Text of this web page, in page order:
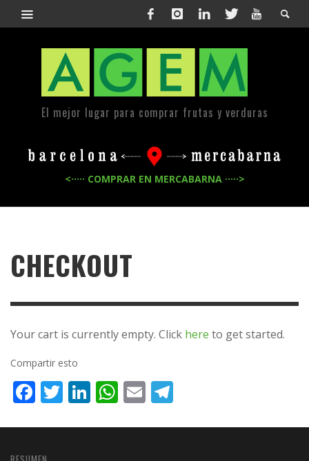
El mejor lugar para comprar frutas y verduras
<····· COMPRAR EN MERCABARNA ·····>
CHECKOUT
Your cart is currently empty. Click here to get started.
Compartir esto
Facebook
Twitter
LinkedIn
WhatsApp
Email